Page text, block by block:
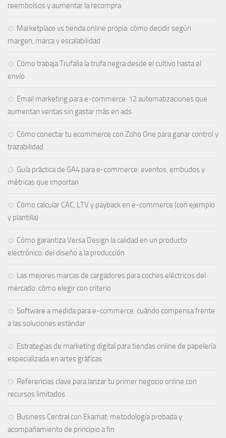
reembolsos y aumentar la recompra
Marketplace vs tienda online propia: cómo decidir según
margen, marca y escalabilidad
Cómo trabaja Trufalia la trufa negra desde el cultivo hasta el
envío
Email marketing para e-commerce: 12 automatizaciones que
aumentan ventas sin gastar más en ads
Cómo conectar tu ecommerce con Zoho One para ganar control y
trazabilidad
Guía práctica de GA4 para e-commerce: eventos, embudos y
métricas que importan
Cómo calcular CAC, LTV y payback en e-commerce (con ejemplo
y plantilla)
Cómo garantiza Versa Design la calidad en un producto
electrónico: del diseño a la producción
Las mejores marcas de cargadores para coches eléctricos del
mercado: cómo elegir con criterio
Software a medida para e-commerce: cuándo compensa frente
a las soluciones estándar
Estrategias de marketing digital para tiendas online de papelería
especializada en artes gráficas
Referencias clave para lanzar tu primer negocio online con
recursos limitados
Business Central con Ekamat: metodología probada y
acompañamiento de principio a fin